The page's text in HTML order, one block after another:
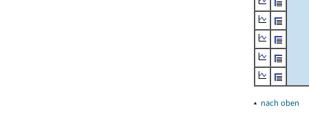
▴ nach oben